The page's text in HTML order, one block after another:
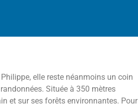
elle reste néanmoins un coin
Située à 350 mètres
et sur ses forêts environnantes. Pour